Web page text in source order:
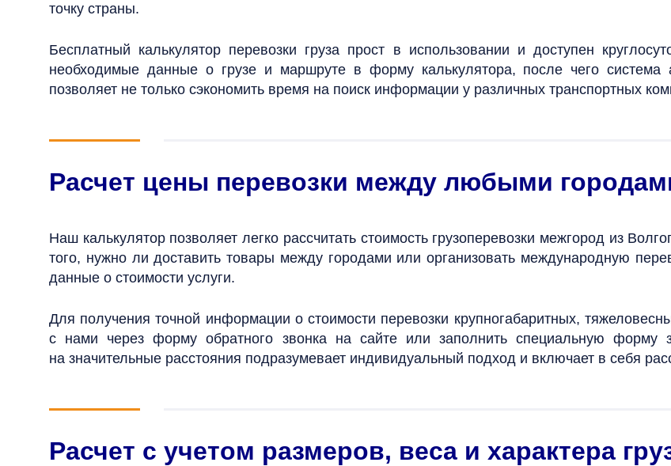
точку страны.
Бесплатный калькулятор перевозки груза прост в использовании и доступен
необходимые данные о грузе и маршруте в форму калькулятора, после чего система
позволяет не только сэкономить время на поиск информации у различных транспортных
Расчет цены перевозки между любыми
Наш калькулятор позволяет легко рассчитать стоимость грузоперевозки межгород из
того, нужно ли доставить товары между городами или организовать международную
данные о стоимости услуги.
Для получения точной информации о стоимости перевозки крупногабаритных,
с нами через форму обратного звонка на сайте или заполнить специальную форму
на значительные расстояния подразумевает индивидуальный подход и включает в себя
Расчет с учетом размеров, веса и характера